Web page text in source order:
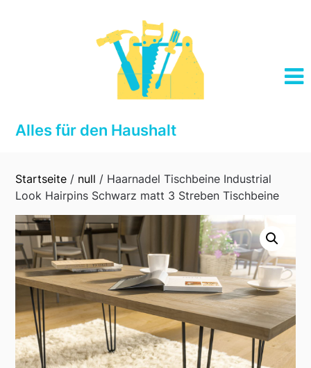
Alles für den Haushalt
Startseite / null / Haarnadel Tischbeine Industrial
Look Hairpins Schwarz matt 3 Streben Tischbeine